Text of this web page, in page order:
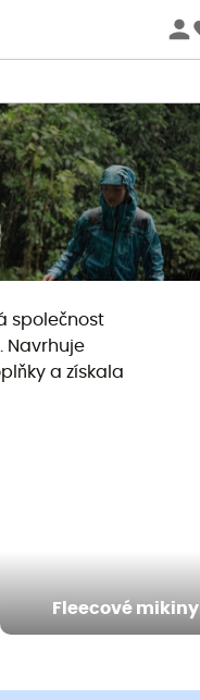
2 produktů* s kódem
společnost
Navrhuje
a získala
Fleecové mikiny